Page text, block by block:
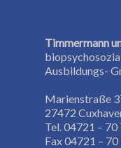
Timmermann
Ausbildungs-
Marienstraße
27472
Tel. 04721 –
Fax 04721 –